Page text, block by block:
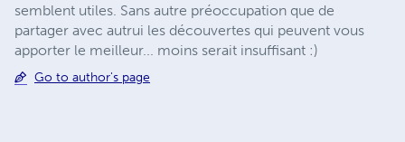
semblent utiles. Sans autre préoccupation que de
partager avec autrui les découvertes qui peuvent vous
apporter le meilleur... moins serait insuffisant :)
Go to author's page